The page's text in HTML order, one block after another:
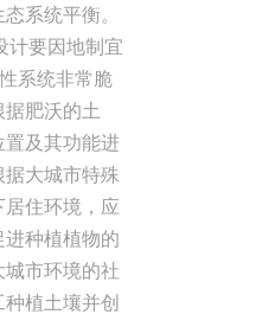
系统平衡。
计要因地制宜
系统非常脆
肥沃的土
及其功能进
大城市特殊
居住环境，应
种植植物的
市环境的社
植土壤并创